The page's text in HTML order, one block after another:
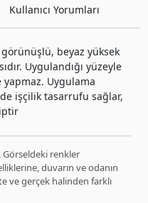
Kullanıcı Yorumları
beyaz yüksek
Uygulandığı yüzeyle
Uygulama
işçilik tasarrufu sağlar,
Görseldeki renkler
duvarın ve odanın
ve gerçek halinden farklı